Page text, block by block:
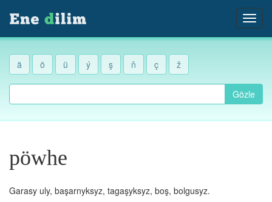
ä ö ü ý ş ň ç ž
Gözle
pöwhe
Garasy uly, başarnyksyz, tagaşyksyz, boş, bolgusyz.